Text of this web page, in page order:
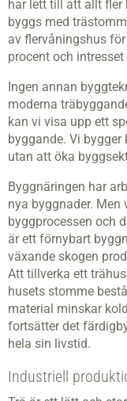
har lett till att allt fler
byggs med
av flervåningshus
procent och
Ingen annan
moderna
kan vi visa upp ett
byggande. Vi
utan att öka
Byggnäringen har
nya byggnader.
byggprocessen och
är ett förnybart
växande skogen
Att till­verka ett
husets stomme
material minskar
fortsätter det
hela sin livstid.
Industriell